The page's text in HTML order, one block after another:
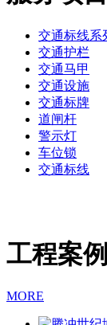
交通标线系
交通护栏
交通马甲
交通设施
交通标牌
道闸杆
警示灯
车位锁
交通标线
工程案例
MORE